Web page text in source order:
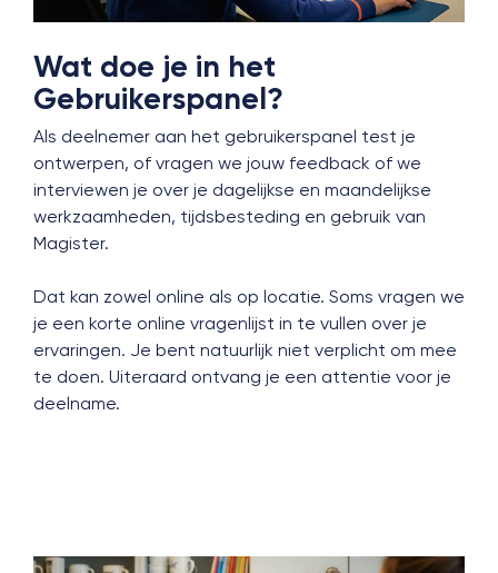
Wat doe je in het
Gebruikerspanel?
Als deelnemer aan het gebruikerspanel test je
ontwerpen, of vragen we jouw feedback of we
interviewen je over je dagelijkse en maandelijkse
werkzaamheden, tijdsbesteding en gebruik van
Magister.
Dat kan zowel online als op locatie. Soms vragen we
je een korte online vragenlijst in te vullen over je
ervaringen. Je bent natuurlijk niet verplicht om mee
te doen. Uiteraard ontvang je een attentie voor je
deelname.